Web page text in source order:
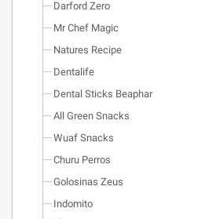
Darford Zero
Mr Chef Magic
Natures Recipe
Dentalife
Dental Sticks Beaphar
All Green Snacks
Wuaf Snacks
Churu Perros
Golosinas Zeus
Indomito